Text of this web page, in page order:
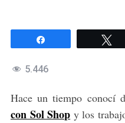
5.446
Hace un tiempo conocí
con Sol Shop y los